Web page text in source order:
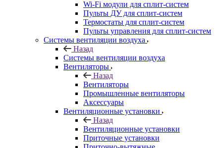
Wi-Fi модули для сплит-систем
Пульты ДУ для сплит-систем
Термостаты для сплит-систем
Пульты управления для сплит-систем
Системы вентиляции воздуха
Назад
Системы вентиляции воздуха
Вентиляторы
Назад
Вентиляторы
Промышленные вентиляторы
Аксессуары
Вентиляционные установки
Назад
Вентиляционные установки
Приточные установки